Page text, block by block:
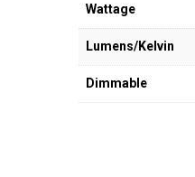
Wattage
Lumens/Kelvin
Dimmable